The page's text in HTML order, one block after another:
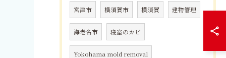
宮津市 横須賀市 横須賀 建物管理
海老名市 寝室のカビ
Yokohama mold removal